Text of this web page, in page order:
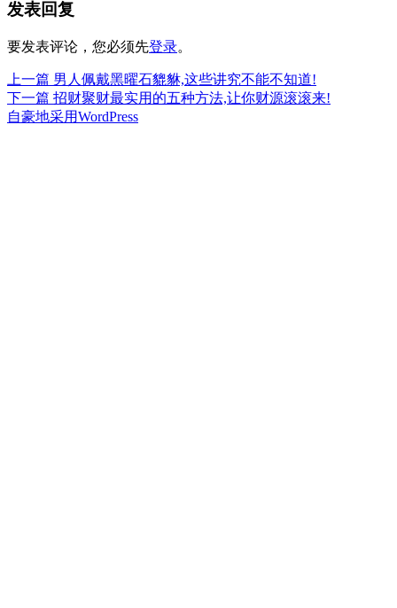
于
发表回复
要发表评论，您必须先登录。
文
章
上一篇 上
篇
文
男人佩戴黑曜石貔貅,这些讲究不能不知道!
下一篇 下
篇
招财聚财最实用的五种方法,让你财源滚滚来!
自豪地采用WordPress